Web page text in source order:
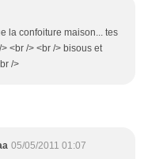
la confoiture maison... tes
<br /> <br /> bisous et
/>
05/05/2011 01:07